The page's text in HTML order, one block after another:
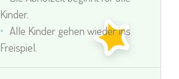
Kinder.
Alle Kinder gehen wieder ins
Freispiel.